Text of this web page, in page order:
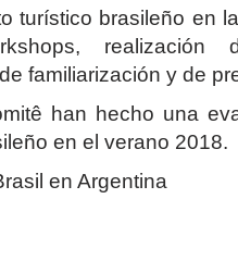
turístico brasileño en
realización
familiarización y de
han hecho una
en el verano 2018.
en Argentina